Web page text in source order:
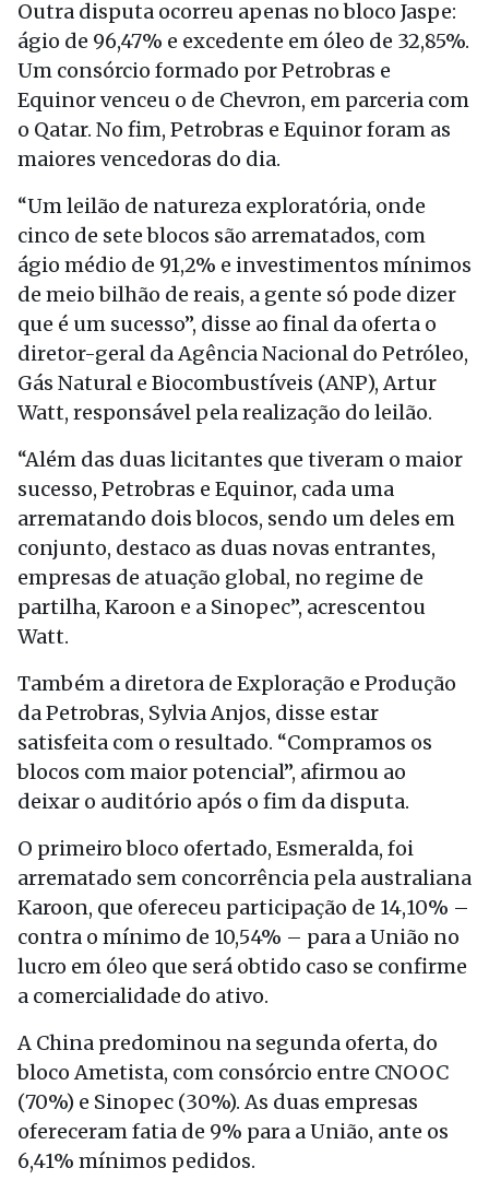
Outra disputa ocorreu apenas no bloco Jaspe:
ágio de 96,47% e excedente em óleo de 32,85%.
Um consórcio formado por Petrobras e
Equinor venceu o de Chevron, em parceria com
o Qatar. No fim, Petrobras e Equinor foram as
maiores vencedoras do dia.
“Um leilão de natureza exploratória, onde
cinco de sete blocos são arrematados, com
ágio médio de 91,2% e investimentos mínimos
de meio bilhão de reais, a gente só pode dizer
que é um sucesso”, disse ao final da oferta o
diretor-geral da Agência Nacional do Petróleo,
Gás Natural e Biocombustíveis (ANP), Artur
Watt, responsável pela realização do leilão.
“Além das duas licitantes que tiveram o maior
sucesso, Petrobras e Equinor, cada uma
arrematando dois blocos, sendo um deles em
conjunto, destaco as duas novas entrantes,
empresas de atuação global, no regime de
partilha, Karoon e a Sinopec”, acrescentou
Watt.
Também a diretora de Exploração e Produção
da Petrobras, Sylvia Anjos, disse estar
satisfeita com o resultado. “Compramos os
blocos com maior potencial”, afirmou ao
deixar o auditório após o fim da disputa.
O primeiro bloco ofertado, Esmeralda, foi
arrematado sem concorrência pela australiana
Karoon, que ofereceu participação de 14,10% –
contra o mínimo de 10,54% – para a União no
lucro em óleo que será obtido caso se confirme
a comercialidade do ativo.
A China predominou na segunda oferta, do
bloco Ametista, com consórcio entre CNOOC
(70%) e Sinopec (30%). As duas empresas
ofereceram fatia de 9% para a União, ante os
6,41% mínimos pedidos.